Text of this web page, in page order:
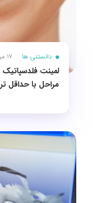
دانستنی ها 17 مرداد 1404
لمینت
مراحل با حداقل